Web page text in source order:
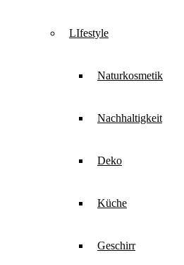
LIfestyle
Naturkosmetik
Nachhaltigkeit
Deko
Küche
Geschirr